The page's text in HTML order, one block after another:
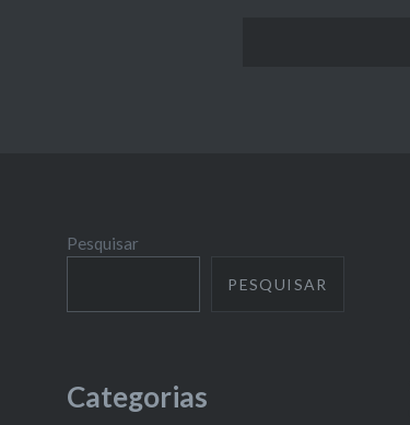
Pesquisar
PESQUISAR
Categorias